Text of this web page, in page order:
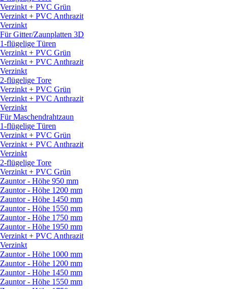
Verzinkt + PVC Grün
Verzinkt + PVC Anthrazit
Verzinkt
Für Gitter/Zaunplatten 3D
1-flügelige Türen
Verzinkt + PVC Grün
Verzinkt + PVC Anthrazit
Verzinkt
2-flügelige Tore
Verzinkt + PVC Grün
Verzinkt + PVC Anthrazit
Verzinkt
Für Maschendrahtzaun
1-flügelige Türen
Verzinkt + PVC Grün
Verzinkt + PVC Anthrazit
Verzinkt
2-flügelige Tore
Verzinkt + PVC Grün
Zauntor - Höhe 950 mm
Zauntor - Höhe 1200 mm
Zauntor - Höhe 1450 mm
Zauntor - Höhe 1550 mm
Zauntor - Höhe 1750 mm
Zauntor - Höhe 1950 mm
Verzinkt + PVC Anthrazit
Verzinkt
Zauntor - Höhe 1000 mm
Zauntor - Höhe 1200 mm
Zauntor - Höhe 1450 mm
Zauntor - Höhe 1550 mm